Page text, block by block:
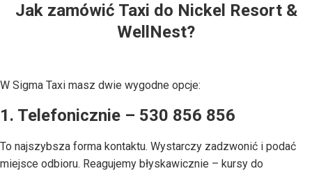
Jak zamówić Taxi do Nickel Resort &
WellNest?
W Sigma Taxi masz dwie wygodne opcje:
1. Telefonicznie – 530 856 856
To najszybsza forma kontaktu. Wystarczy zadzwonić i podać
miejsce odbioru. Reagujemy błyskawicznie – kursy do